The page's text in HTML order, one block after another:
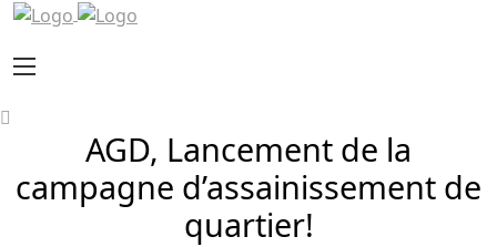
AGD, Lancement de la
campagne d’assainissement de
quartier!